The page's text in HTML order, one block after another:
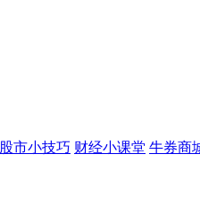
股市小技巧 财经小课堂 牛券商